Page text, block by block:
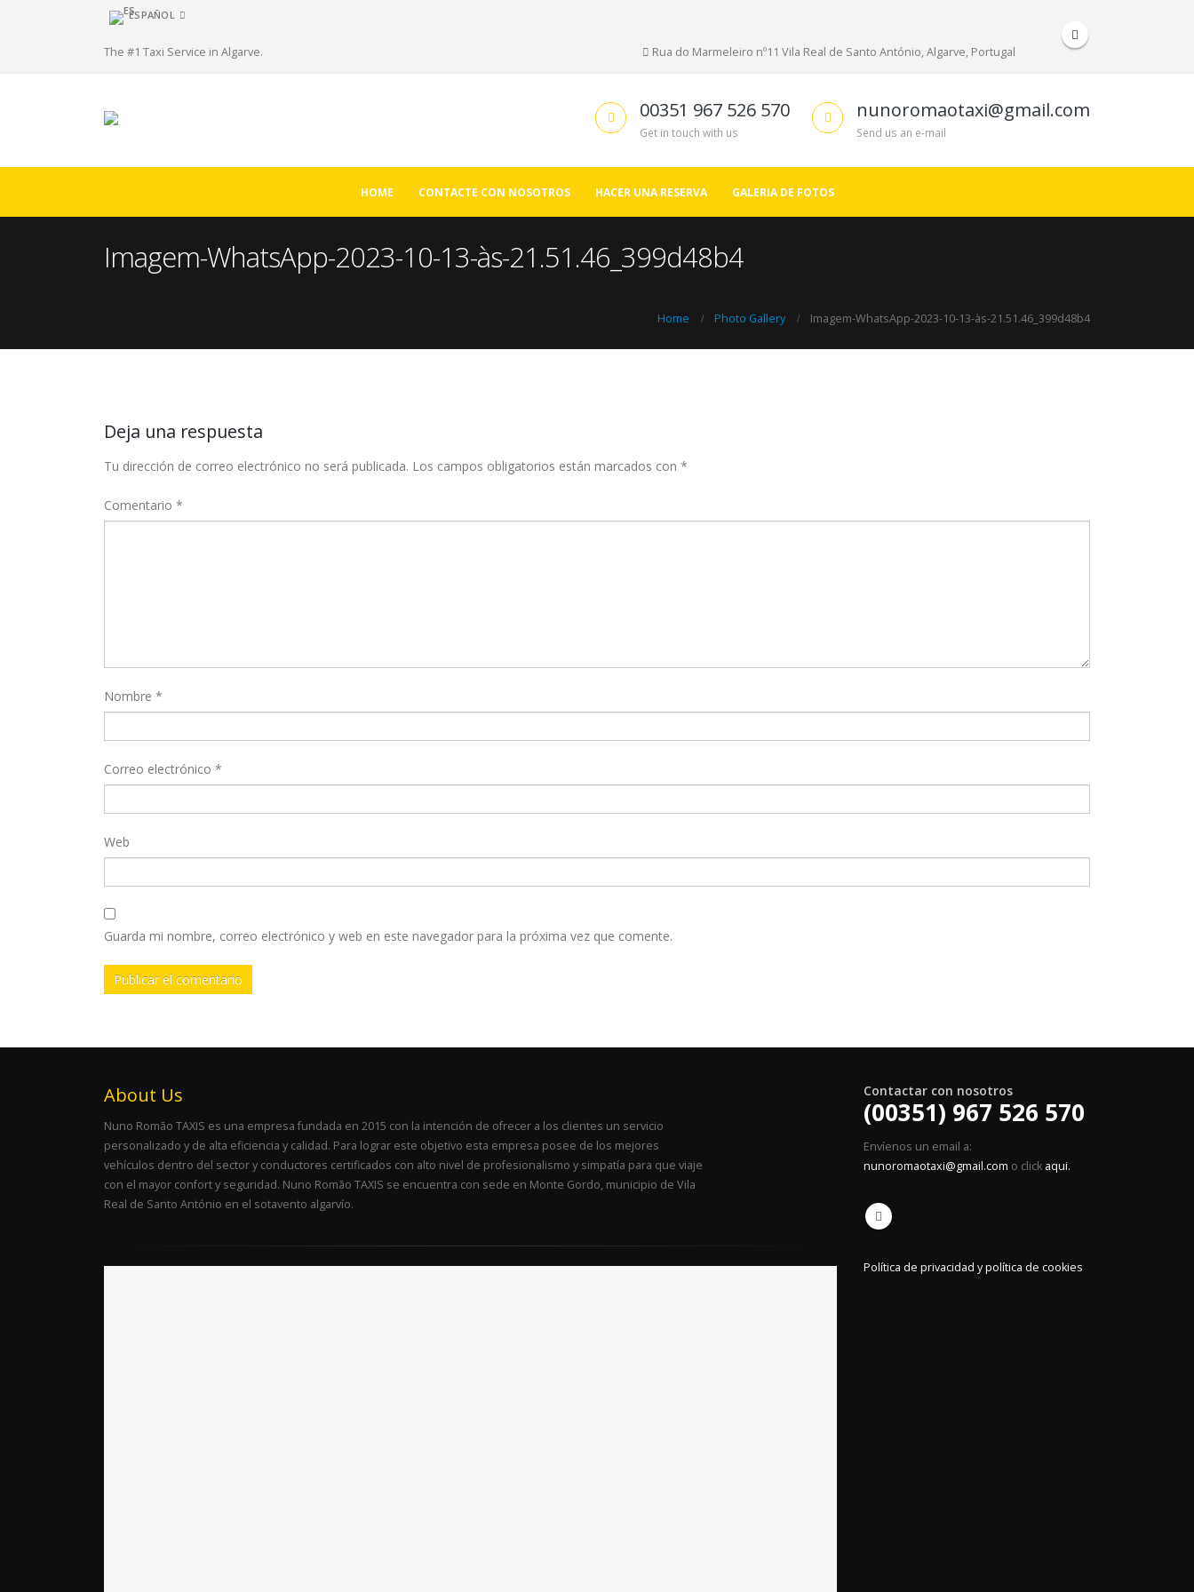
ESPAÑOL
The #1 Taxi Service in Algarve. Rua do Marmeleiro nº11 Vila Real de Santo António, Algarve, Portugal
00351 967 526 570
Get in touch with us
nunoromaotaxi@gmail.com
Send us an e-mail
HOME CONTACTE CON NOSOTROS HACER UNA RESERVA GALERIA DE FOTOS
Imagem-WhatsApp-2023-10-13-às-21.51.46_399d48b4
Home Photo Gallery Imagem-WhatsApp-2023-10-13-às-21.51.46_399d48b4
Deja una respuesta
Tu dirección de correo electrónico no será publicada. Los campos obligatorios están marcados con *
Comentario *
Nombre *
Correo electrónico *
Web
Guarda mi nombre, correo electrónico y web en este navegador para la próxima vez que comente.
About Us
Nuno Romão TAXIS es una empresa fundada en 2015 con la intención de ofrecer a los clientes un servicio
personalizado y de alta eficiencia y calidad. Para lograr este objetivo esta empresa posee de los mejores
vehículos dentro del sector y conductores certificados con alto nivel de profesionalismo y simpatía para que viaje
con el mayor confort y seguridad. Nuno Romão TAXIS se encuentra con sede en Monte Gordo, municipio de Vila
Real de Santo António en el sotavento algarvío.
Contactar con nosotros
(00351) 967 526 570
Envíenos un email a:
nunoromaotaxi@gmail.com o click aqui.
Política de privacidad y política de cookies